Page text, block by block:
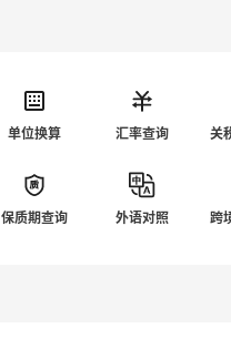
单位换算 汇率查询 关
保质期查询 外语对照 跨